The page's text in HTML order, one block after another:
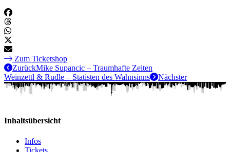
Zum Ticketshop
ZurückMike Supancic – Traumhafte Zeiten
Weinzettl & Rudle – Statisten des Wahnsinns
Nächster
Inhaltsübersicht
Infos
Tickets